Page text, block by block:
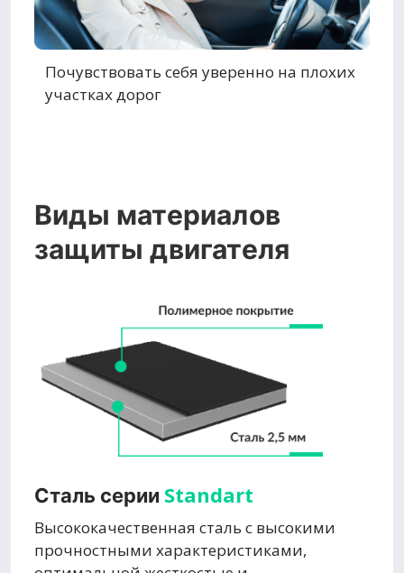
Почувствовать себя уверенно на плохих
участках дорог
Виды материалов
защиты двигателя
Сталь серии Standart
Высококачественная сталь с высокими
прочностными характеристиками,